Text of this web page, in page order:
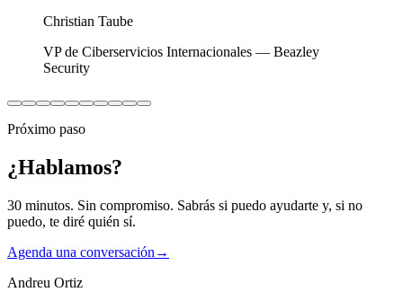
Christian Taube
VP de Ciberservicios Internacionales — Beazley
Security
Próximo paso
¿Hablamos?
30 minutos. Sin compromiso. Sabrás si puedo ayudarte y, si no
puedo, te diré quién sí.
Agenda una conversación →
Andreu Ortiz